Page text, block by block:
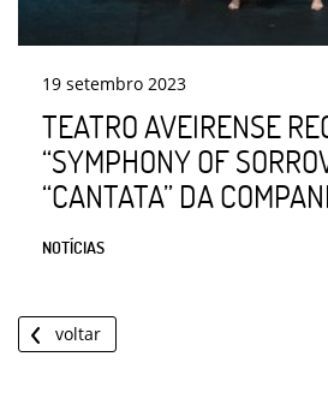
19 setembro 2023
TEATRO AVEIRENSE
“SYMPHONY OF
“CANTATA” DA
NOTÍCIAS
voltar